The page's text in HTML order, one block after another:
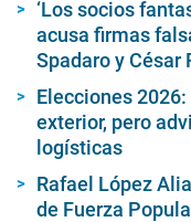
‘Los socios
acusa firmas
Spadaro y César
Elecciones
exterior, pero
logísticas
Rafael López
de Fuerza